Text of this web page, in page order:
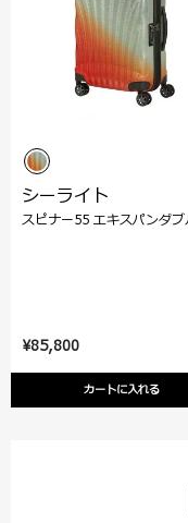
¥85,800
カートに入れる
シーライト
スピナー55 エキスパンダブ